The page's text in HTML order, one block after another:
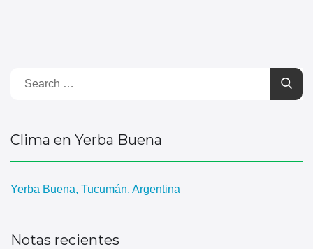
Clima en Yerba Buena
Yerba Buena, Tucumán, Argentina
Notas recientes